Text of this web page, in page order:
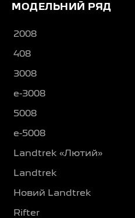
МОДЕЛЬНИЙ РЯД
2008
408
3008
e-3008
5008
e-5008
Landtrek «Лютий»
Landtrek
Новий Landtrek
Rifter